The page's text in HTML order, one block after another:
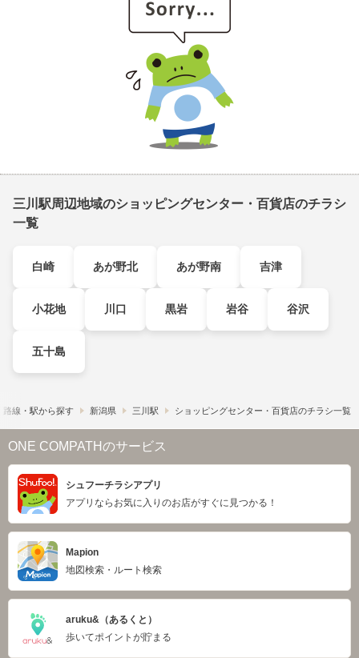
三川駅周辺地域のショッピングセンター・百貨店のチラシ
一覧
白崎 あが野北 あが野南 吉津
小花地 川口 黒岩 岩谷 谷沢
五十島
路線・駅から探す 新潟県 三川駅 ショッピングセンター・百貨店のチラシ一覧
ONE COMPATHのサービス
シュフーチラシアプリ
アプリならお気に入りのお店がすぐに見つかる！
Mapion
地図検索・ルート検索
aruku&（あるくと）
歩いてポイントが貯まる